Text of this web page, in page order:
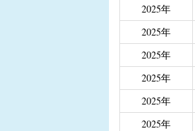
2025年
2025年
2025年
2025年
2025年
2025年